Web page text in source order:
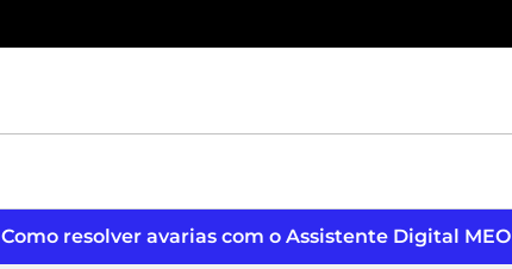
Como resolver avarias com o Assistente Digital MEO